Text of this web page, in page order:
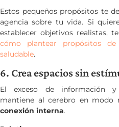
Estos pequeños propósitos te
agencia sobre tu vida. Si
establecer objetivos realistas,
cómo plantear propósitos
saludable.
6. Crea espacios sin
El exceso de información y
mantiene al cerebro en modo
conexión interna.